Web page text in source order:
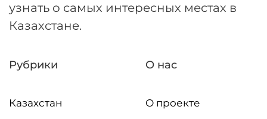
узнать о самых интересных местах в
Казахстане.
Рубрики
Казахстан
О нас
О проекте